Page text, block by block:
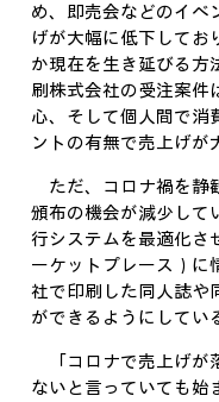
め、即売会などのイベ
げが大幅に低下してお
か現在を生き延びる方
刷株式会社の受注案件
心、そして個人間で消
ントの有無で売上げが
ただ、コロナ禍を静
頒布の機会が減少して
行システムを最適化さ
ーケットプレース）に
社で印刷した同人誌や
ができるようにしてい
「コロナで売上げが
ないと言っていても始